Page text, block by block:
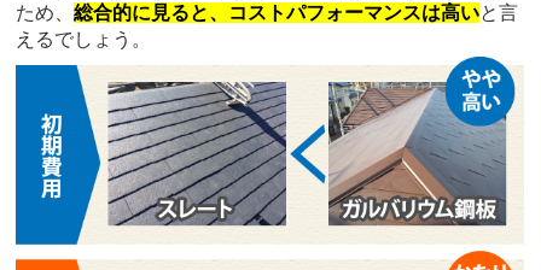
ため、総合的に見ると、コストパフォーマンスは高いと言
えるでしょう。